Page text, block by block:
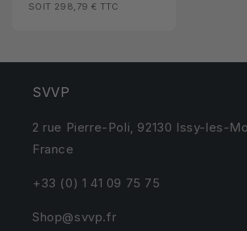
habituel
SOIT 298,79 € TTC
SVVP
2 rue Pierre-Poli, 92130 Issy-les-
France
+33 (0) 1 41 09 75 75
Shop@svvp.fr